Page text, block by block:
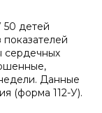
50 детей
сердечных
Данные
(форма 112-У).